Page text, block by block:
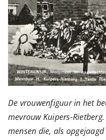
De vrouwenfiguur in het
mevrouw Kuipers-
mensen die, als